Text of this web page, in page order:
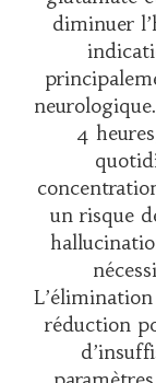
diminuer
4
un risque
réduction